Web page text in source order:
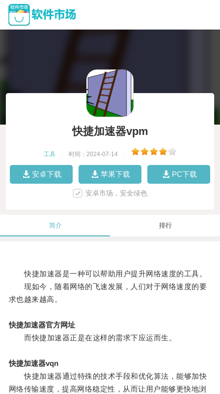
快捷加速器vpm
工具 时间：2024-07-14
安卓下载 苹果下载 PC下载
安卓市场，安全绿色
简介 排行
快捷加速器是一种可以帮助用户提升网络速度的工具。
现如今，随着网络的飞速发展，人们对于网络速度的要
求也越来越高。
快捷加速器官方网址
而快捷加速器正是在这样的需求下应运而生。
快捷加速器vqn
快捷加速器通过特殊的技术手段和优化算法，能够加快
网络传输速度，提高网络稳定性，从而让用户能够更快地浏